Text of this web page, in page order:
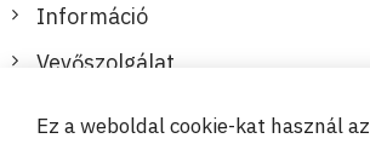
Információ
Vevőszolgálat
Ez a weboldal cookie-kat használ az